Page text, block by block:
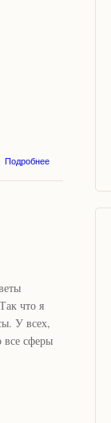
Подробнее
подарок к
что я
У всех,
все сферы